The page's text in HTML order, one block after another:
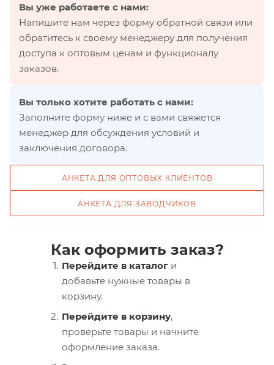
Вы уже работаете с нами:
Напишите нам через форму обратной связи или
обратитесь к своему менеджеру для получения
доступа к оптовым ценам и функционалу
заказов.
Вы только хотите работать с нами:
Заполните форму ниже и с вами свяжется
менеджер для обсуждения условий и
заключения договора.
АНКЕТА ДЛЯ ОПТОВЫХ КЛИЕНТОВ
АНКЕТА ДЛЯ ЗАВОДЧИКОВ
Как оформить заказ?
Перейдите в каталог и
добавьте нужные товары в
корзину.
Перейдите в корзину,
проверьте товары и начните
оформление заказа.